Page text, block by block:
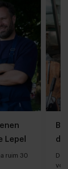
Lepel
ruim 30
De